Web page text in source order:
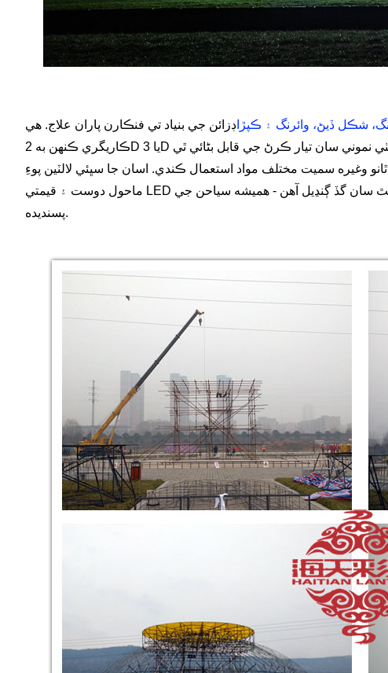
شڪل ڏيڻ، وائرنگ ۽ ڪپڙا ڊزائن جي بنياد تي فنڪارن پاران علاج. هي
وغيره سميت مختلف مواد استعمال ڪندي. اسان جا سڀئي لالٽين پوءِ
ماحول دوست ۽ قيمتي LED لائيٽن سان روشن ڪيا ويندا آهن. مشهور پگوڊا هزارين سيرامڪ پليٽن، چمچن، ساسرن ۽ پيالن مان ٺهيل آهي جيڪي هٿ سان گڏ ڳنڍيل آهن - هميشه سياحن جي
پسنديده.